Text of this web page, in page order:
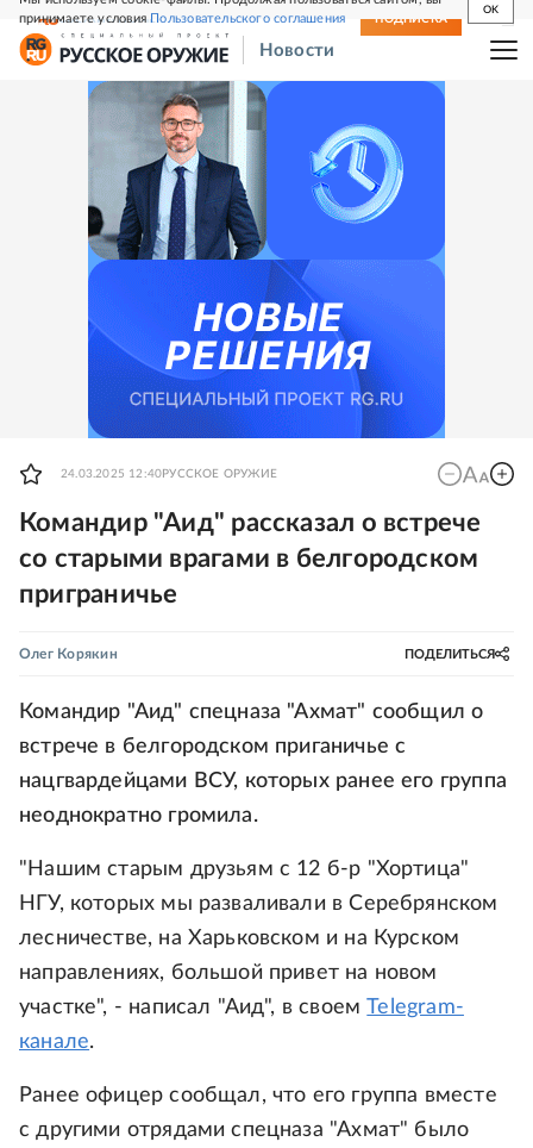
принимаете условияПользовательского соглашения
OK
СВЕЖИЙ НОМЕР ПОДПИСКА
Новости
24.03.2025 12:40 РУССКОЕ ОРУЖИЕ
Командир "Аид" рассказал о встрече
со старыми врагами в белгородском
приграничье
Олег Корякин ПОДЕЛИТЬСЯ
Командир "Аид" спецназа "Ахмат" сообщил о
встрече в белгородском приганичье с
нацгвардейцами ВСУ, которых ранее его группа
неоднократно громила.
"Нашим старым друзьям с 12 б-р "Хортица"
НГУ, которых мы разваливали в Серебрянском
лесничестве, на Харьковском и на Курском
направлениях, большой привет на новом
участке", - написал "Аид", в своемTelegram-
канале.
Ранее офицер сообщал, что его группа вместе
с другими отрядами спецназа "Ахмат" было